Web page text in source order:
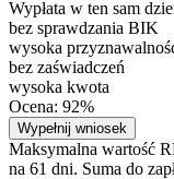
Wypłata w ten sam
bez sprawdzania BIK
wysoka
bez zaświadczeń
wysoka kwota
Ocena: 92%
Wypełnij wniosek
Maksymalna wartość
na 61 dni. Suma do